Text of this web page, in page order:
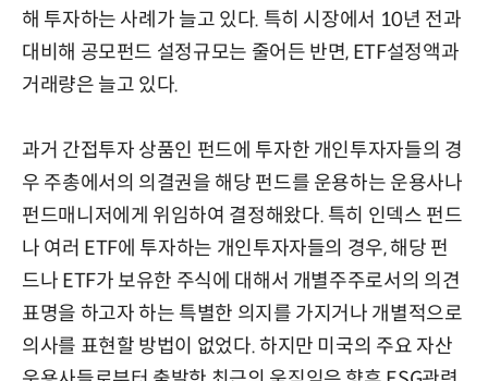
해 투자하는 사례가 늘고 있다. 특히 시장에서 10년 전과
대비해 공모펀드 설정규모는 줄어든 반면, ETF설정액과
거래량은 늘고 있다.
과거 간접투자 상품인 펀드에 투자한 개인투자자들의 경
우 주총에서의 의결권을 해당 펀드를 운용하는 운용사나
펀드매니저에게 위임하여 결정해왔다. 특히 인덱스 펀드
나 여러 ETF에 투자하는 개인투자자들의 경우, 해당 펀
드나 ETF가 보유한 주식에 대해서 개별주주로서의 의견
표명을 하고자 하는 특별한 의지를 가지거나 개별적으로
의사를 표현할 방법이 없었다. 하지만 미국의 주요 자산